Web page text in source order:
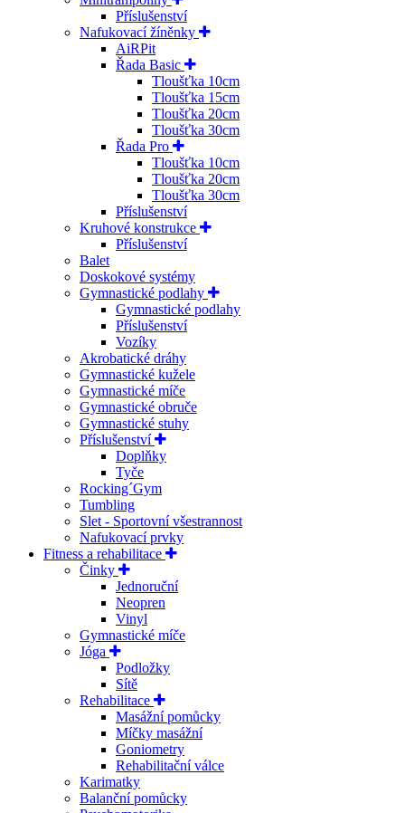
Příslušenství
Nafukovací žíněnky
AiRPit
Řada Basic
Tloušťka 10cm
Tloušťka 15cm
Tloušťka 20cm
Tloušťka 30cm
Řada Pro
Tloušťka 10cm
Tloušťka 20cm
Tloušťka 30cm
Příslušenství
Kruhové konstrukce
Příslušenství
Balet
Doskokové systémy
Gymnastické podlahy
Gymnastické podlahy
Příslušenství
Vozíky
Akrobatické dráhy
Gymnastické kužele
Gymnastické míče
Gymnastické obruče
Gymnastické stuhy
Příslušenství
Doplňky
Tyče
Rocking´Gym
Tumbling
Slet - Sportovní všestrannost
Nafukovací prvky
Fitness a rehabilitace
Činky
Jednoruční
Neopren
Vinyl
Gymnastické míče
Jóga
Podložky
Sítě
Rehabilitace
Masážní pomůcky
Míčky masážní
Goniometry
Rehabilitační válce
Karimatky
Balanční pomůcky